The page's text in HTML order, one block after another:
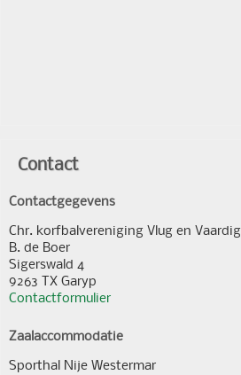
Contact
Contactgegevens
Chr. korfbalvereniging Vlug en Vaardig
B. de Boer
Sigerswald 4
9263 TX Garyp
Contactformulier
Zaalaccommodatie
Sporthal Nije Westermar